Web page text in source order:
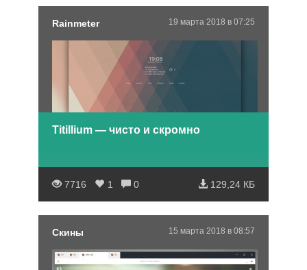
Rainmeter 19 марта 2018 в 07:25
Titillium — чисто и скромно
7716 1 0 129,24 КБ
Скины 15 марта 2018 в 08:57